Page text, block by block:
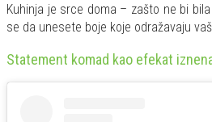
Kuhinja je srce doma – zašto ne bi
se da unesete boje koje odražavaju
Statement komad kao efekat